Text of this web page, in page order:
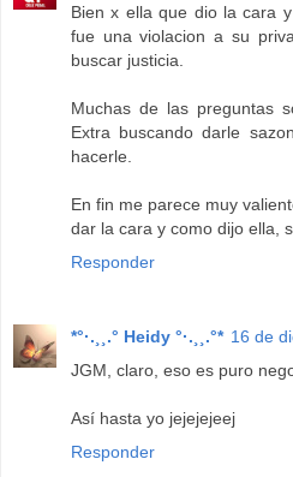
Bien x ella que dio la cara
fue una violacion a su
buscar justicia.
Muchas de las preguntas
Extra buscando darle
hacerle.
En fin me parece muy
dar la cara y como dijo ella,
Responder
*°·.¸¸.° Heidy °·.¸¸.°* 16 de
JGM, claro, eso es puro
Así hasta yo jejejejeej
Responder